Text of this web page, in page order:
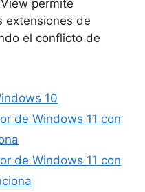
permite
extensiones de
el conflicto de
10
de Windows 11 con
de Windows 11 con